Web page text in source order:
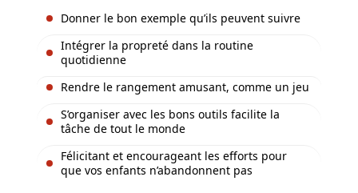
Donner le bon exemple qu’ils peuvent suivre
Intégrer la propreté dans la routine
quotidienne
Rendre le rangement amusant, comme un jeu
S’organiser avec les bons outils facilite la
tâche de tout le monde
Félicitant et encourageant les efforts pour
que vos enfants n’abandonnent pas